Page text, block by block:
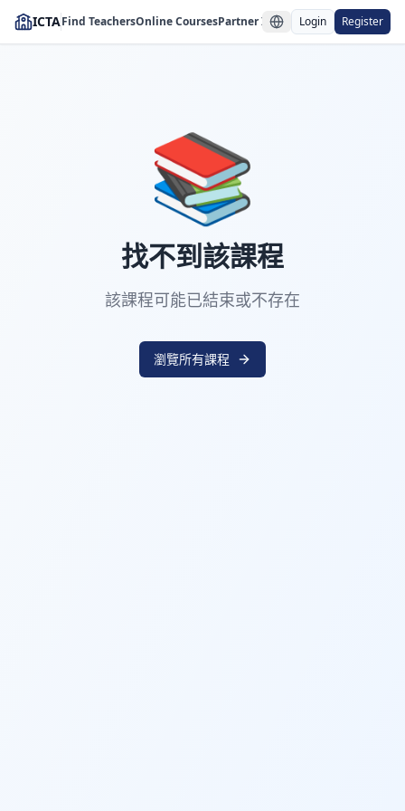
ICTAFind TeachersOnline CoursesPartner Institutions
Login Register
📚
找不到該課程
該課程可能已結束或不存在
瀏覽所有課程